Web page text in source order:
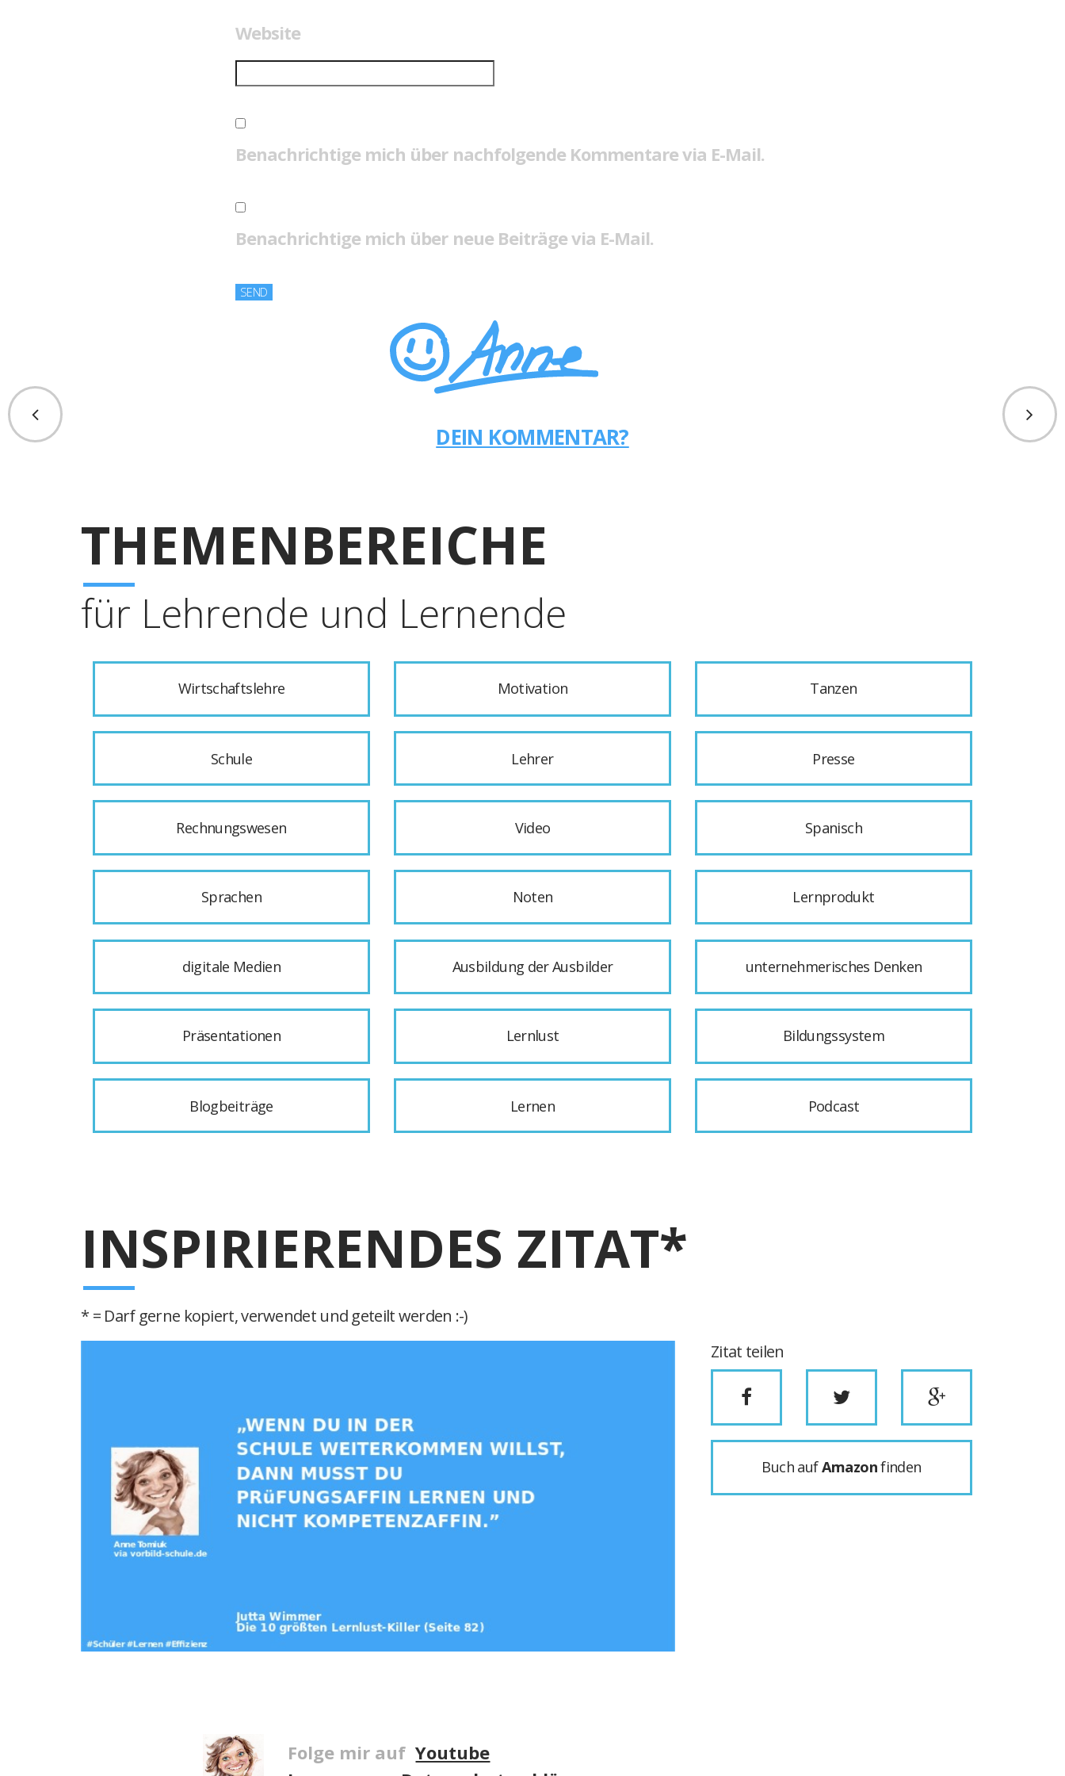
Website
Benachrichtige mich über nachfolgende Kommentare via E-Mail.
Benachrichtige mich über neue Beiträge via E-Mail.
DEIN KOMMENTAR?
THEMENBEREICHE
für Lehrende und Lernende
Wirtschaftslehre Motivation Tanzen
Schule Lehrer Presse
Rechnungswesen Video Spanisch
Sprachen Noten Lernprodukt
digitale Medien Ausbildung der Ausbilder unternehmerisches Denken
Präsentationen Lernlust Bildungssystem
Blogbeiträge Lernen Podcast
INSPIRIERENDES ZITAT*
* = Darf gerne kopiert, verwendet und geteilt werden :-)
Zitat teilen
Buch aufAmazonfinden
Folge mir auf Youtube